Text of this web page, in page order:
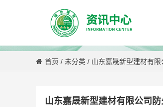
首页 / 未分类 / 山东嘉晟新型建材有
山东嘉晟新型建材有限公司